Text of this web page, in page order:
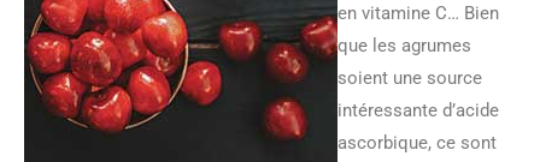
en vitamine C… Bien
que les agrumes
soient une source
intéressante d’acide
ascorbique, ce sont